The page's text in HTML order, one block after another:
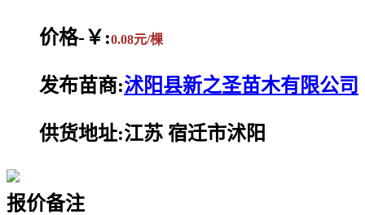
价格-￥:0.08元/棵
发布苗商:沭阳县新之圣苗木有限公司
供货地址:江苏 宿迁市沭阳
报价备注